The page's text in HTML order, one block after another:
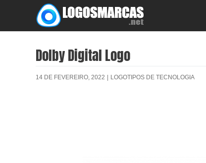
content
Dolby Digital Logo
14 DE FEVEREIRO, 2022 | LOGOTIPOS DE TECNOLOGIA